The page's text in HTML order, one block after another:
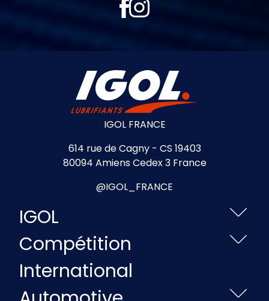
IGOL FRANCE
614 rue de Cagny - CS 19403
80094 Amiens Cedex 3 France
@IGOL_FRANCE
IGOL
Compétition
International